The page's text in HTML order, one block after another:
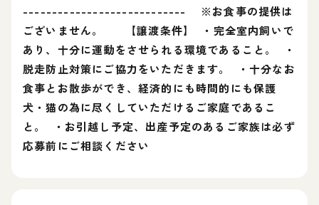
---------------------------- ※お食事の提供は
ございません。 【譲渡条件】 ・完全室内飼いで
あり、十分に運動をさせられる環境であること。 ・
脱走防止対策にご協力をいただきます。 ・十分なお
食事とお散歩ができ、経済的にも時間的にも保護
犬・猫の為に尽くしていただけるご家庭であるこ
と。 ・お引越し予定、出産予定のあるご家族は必ず
応募前にご相談ください